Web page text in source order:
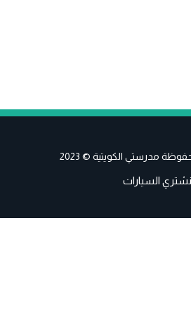
مدرستي الكويتية © 2023
نشتري السيارات